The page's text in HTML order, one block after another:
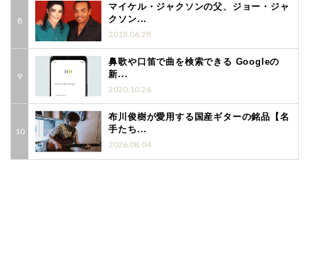
マイケル・ジャクソンの父、ジョー・ジャ
クソン...
2018.06.28
鼻歌や口笛で曲を検索できる Googleの
新...
2020.10.26
布川俊樹が愛用する国産ギターの銘品【名
手たち...
2026.08.04